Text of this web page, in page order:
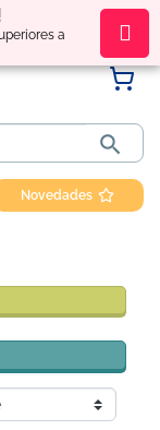
a
compras

Novedades